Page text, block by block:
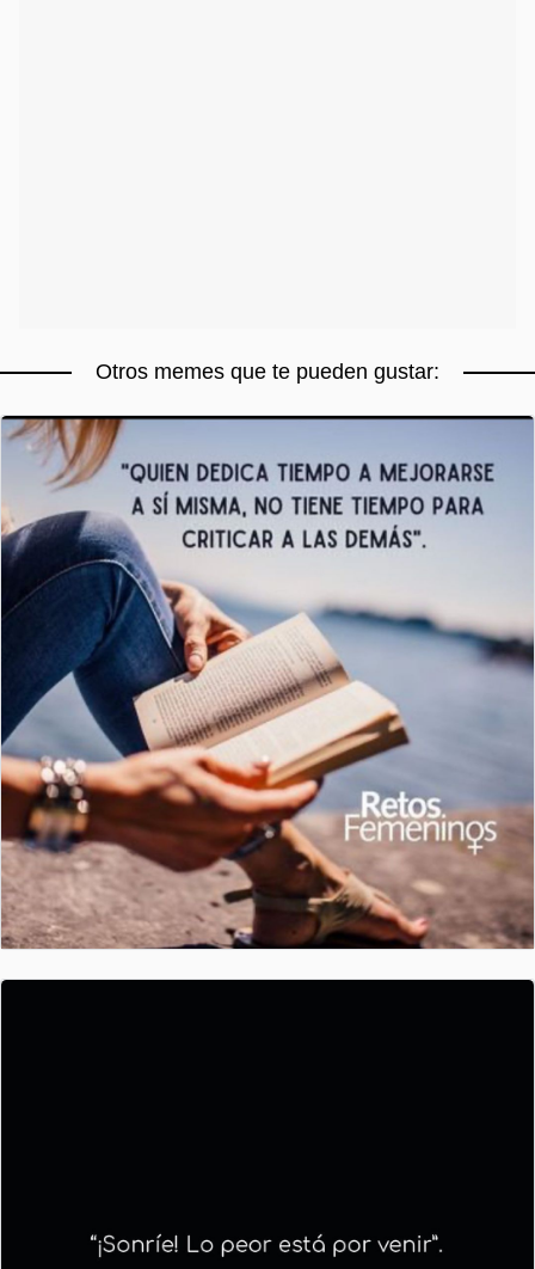
Otros memes que te pueden gustar: